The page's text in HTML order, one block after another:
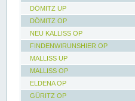
DÖMITZ UP
DÖMITZ OP
NEU KALLISS OP
FINDENWIRUNSHIER OP
MALLISS UP
MALLISS OP
ELDENA OP
GÜRITZ OP